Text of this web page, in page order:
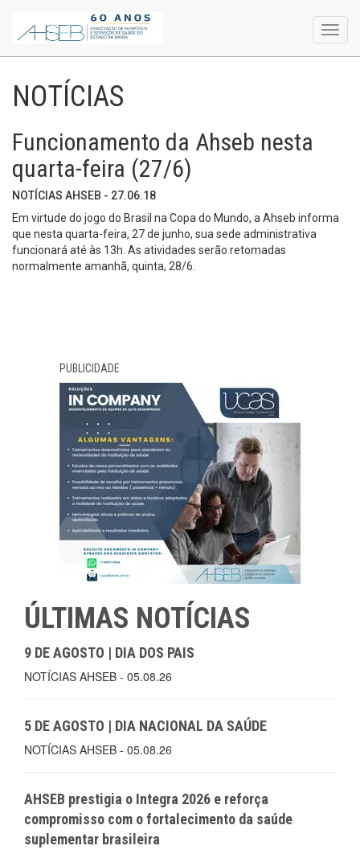
NOTÍCIAS
Funcionamento da Ahseb nesta
quarta-feira (27/6)
NOTÍCIAS AHSEB - 27.06.18
Em virtude do jogo do Brasil na Copa do Mundo, a Ahseb informa
que nesta quarta-feira, 27 de junho, sua sede administrativa
funcionará até às 13h. As atividades serão retomadas
normalmente amanhã, quinta, 28/6.
PUBLICIDADE
ÚLTIMAS NOTÍCIAS
9 DE AGOSTO | DIA DOS PAIS
NOTÍCIAS AHSEB - 05.08.26
5 DE AGOSTO | DIA NACIONAL DA SAÚDE
NOTÍCIAS AHSEB - 05.08.26
AHSEB prestigia o Integra 2026 e reforça
compromisso com o fortalecimento da saúde
suplementar brasileira